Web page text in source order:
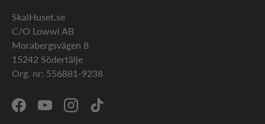
SkalHuset.se
C/O Lowwi AB
Morabergsvägen 8
15242 Södertälje
Org. nr: 556881-9238
FacebookYouTubeInstagramTikTok